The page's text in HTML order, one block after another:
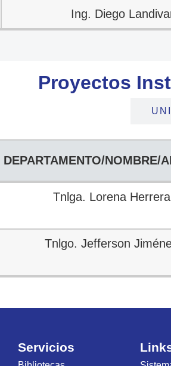
Ing. Diego
Proyectos
DEPARTAMENTO/NOMBRE/
DEPARTAMENTO/NOMBRE/
Tnlga. Lorena Herrera
Tnlgo. Jefferson
Servicios